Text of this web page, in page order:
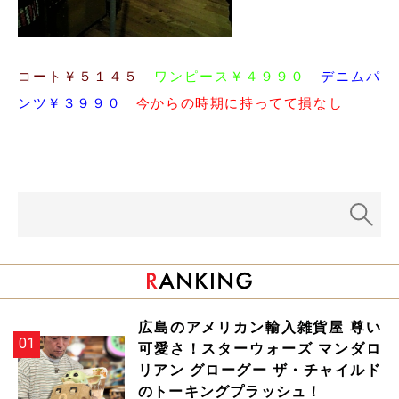
コート￥５１４５ ワンピース￥４９９０
デニムパ
ンツ￥３９９０
今からの時期に持ってて損なし
広島のアメリカン輸入雑貨屋 尊い
可愛さ！スターウォーズ マンダロ
リアン グローグー ザ・チャイルド
のトーキングプラッシュ！